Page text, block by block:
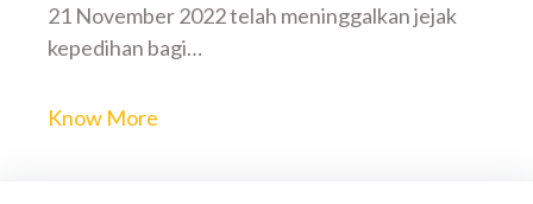
21 November 2022 telah meninggalkan jejak
kepedihan bagi…
Know More